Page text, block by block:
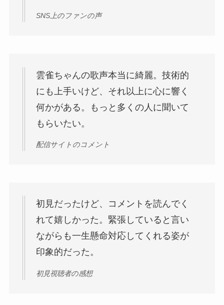
SNS上のファンの声
雲雀ちゃんの歌声本当に綺麗。技術的
にも上手いけど、それ以上に心に響く
何かがある。もっと多くの人に聞いて
もらいたい。
配信サイトのコメント
初見だったけど、コメントを読んでく
れて嬉しかった。緊張していると言い
ながらも一生懸命対応してくれる姿が
印象的だった。
初見視聴者の感想